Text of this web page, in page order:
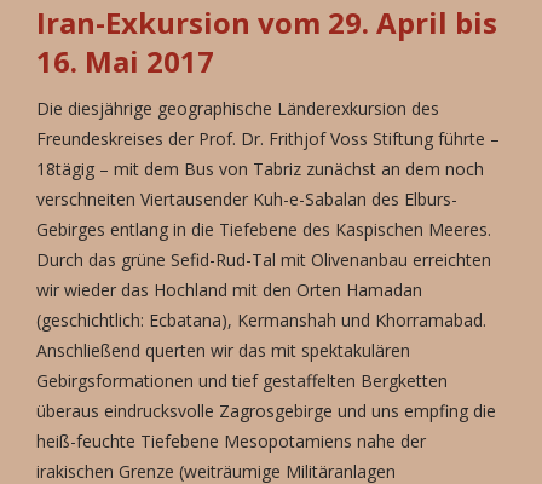
Iran-Exkursion vom 29. April bis
16. Mai 2017
Die diesjährige geographische Länderexkursion des
Freundeskreises der Prof. Dr. Frithjof Voss Stiftung führte –
18tägig – mit dem Bus von Tabriz zunächst an dem noch
verschneiten Viertausender Kuh-e-Sabalan des Elburs-
Gebirges entlang in die Tiefebene des Kaspischen Meeres.
Durch das grüne Sefid-Rud-Tal mit Olivenanbau erreichten
wir wieder das Hochland mit den Orten Hamadan
(geschichtlich: Ecbatana), Kermanshah und Khorramabad.
Anschließend querten wir das mit spektakulären
Gebirgsformationen und tief gestaffelten Bergketten
überaus eindrucksvolle Zagrosgebirge und uns empfing die
heiß-feuchte Tiefebene Mesopotamiens nahe der
irakischen Grenze (weiträumige Militäranlagen